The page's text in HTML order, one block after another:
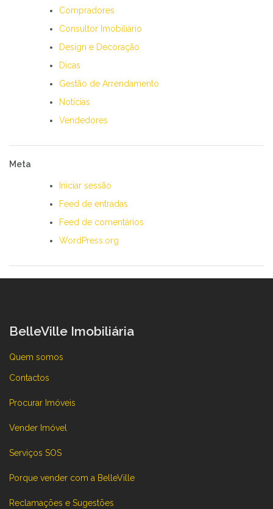
Compradores
Consultor Imobiliário
Design e Decoração
Dicas
Gestão de Arrendamento
Notícias
Vendedores
Meta
Iniciar sessão
Feed de entradas
Feed de comentários
WordPress.org
BelleVille Imobiliária
Quem somos
Contactos
Procurar Imóveis
Vender Imóvel
Serviços SOS
Porque vender com a BelleVille
Reclamações e Sugestões